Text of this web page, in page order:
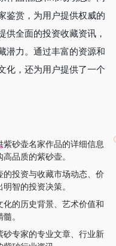
鉴赏，为用户提供权威的
供全面的投资收藏资讯，
潜力。通过丰富的资源和
化，还为用户提供了一个
紫砂壶名家作品的详细信息
品质的紫砂壶。
的投资与收藏市场动态、价
智的投资决策。
化的历史背景、艺术价值和
。
砂专家的专业文章、行业新